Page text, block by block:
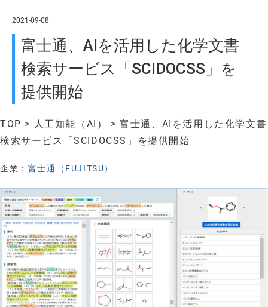
2021-09-08
富士通、AIを活用した化学文書
検索サービス「SCIDOCSS」を
提供開始
TOP > 人工知能（AI）
> 富士通、AIを活用した化学文書
検索サービス「SCIDOCSS」を提供開始
企業： 富士通（FUJITSU）